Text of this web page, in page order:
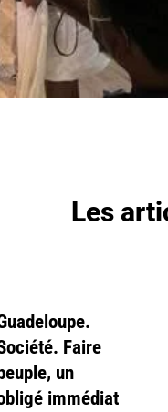
Les
Faire
un
immédiat